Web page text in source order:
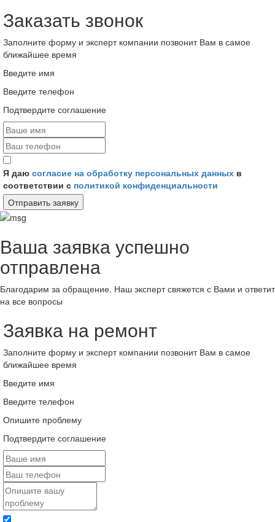
Заказать звонок
Заполните форму и эксперт компании позвонит Вам в самое
ближайшее время
Введите имя
Введите телефон
Подтвердите соглашение
Я даю согласие на обработку персональных данных в
соответствии с политикой конфиденциальности
Отправить заявку
Ваша заявка успешно
отправлена
Благодарим за обращение. Наш эксперт свяжется с Вами и ответит
на все вопросы
Заявка на ремонт
Заполните форму и эксперт компании позвонит Вам в самое
ближайшее время
Введите имя
Введите телефон
Опишите проблему
Подтвердите соглашение